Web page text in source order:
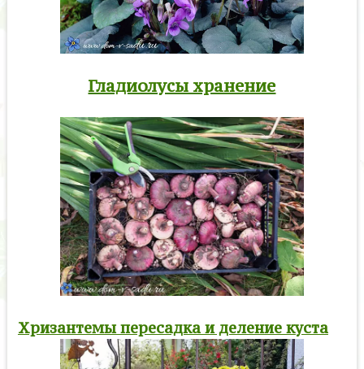
Гладиолусы хранение
Хризантемы пересадка и деление куста